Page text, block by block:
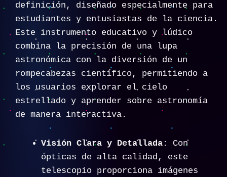
definición, diseñado especialmente para
estudiantes y entusiastas de la ciencia.
Este instrumento educativo y lúdico
combina la precisión de una lupa
astronómica con la diversión de un
rompecabezas científico, permitiendo a
los usuarios explorar el cielo
estrellado y aprender sobre astronomía
de manera interactiva.
Visión Clara y Detallada : Con
ópticas de alta calidad, este
telescopio proporciona imágenes